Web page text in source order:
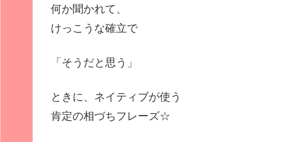
何か聞かれて、
けっこうな確立で
「そうだと思う」
ときに、ネイティブが使う
肯定の相づちフレーズ☆